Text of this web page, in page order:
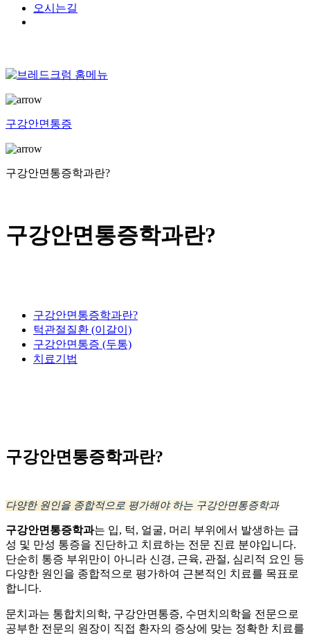
오시는길
구강안면통증
구강안면통증학과란?
구강안면통증학과란?
구강안면통증학과란?
턱관절질환 (이갈이)
구강안면통증 (두통)
치료기법
구강안면통증학과란?
다양한 원인을 종합적으로 평가해야 하는 구강안면통증학과
구강안면통증학과는 입, 턱, 얼굴, 머리 부위에서 발생하는 급
성 및 만성 통증을 진단하고 치료하는 전문 진료 분야입니다.
단순히 통증 부위만이 아니라 신경, 근육, 관절, 심리적 요인 등
다양한 원인을 종합적으로 평가하여 근본적인 치료를 목표로
합니다.
문치과는 통합치의학, 구강안면통증, 수면치의학을 전문으로
공부한 전문의 원장이 직접 환자의 증상에 맞는 정확한 치료를